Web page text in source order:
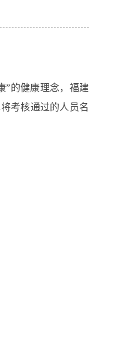
”的健康理念，福建
考核通过的人员名